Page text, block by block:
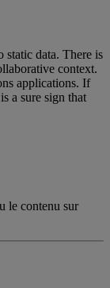
data. There is
context.
applications. If
a sure sign that
le contenu sur